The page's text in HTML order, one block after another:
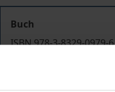
Buch
ISBN 978-3-8329-0979-6